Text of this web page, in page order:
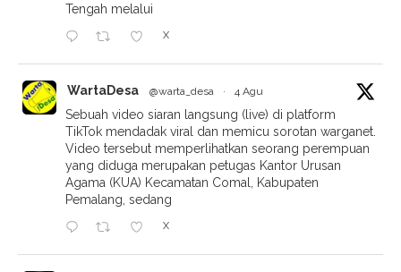
Tengah melalui
X
WartaDesa @warta_desa · 4 Agu
Sebuah video siaran langsung (live) di platform
TikTok mendadak viral dan memicu sorotan warganet.
Video tersebut memperlihatkan seorang perempuan
yang diduga merupakan petugas Kantor Urusan
Agama (KUA) Kecamatan Comal, Kabupaten
Pemalang, sedang
X